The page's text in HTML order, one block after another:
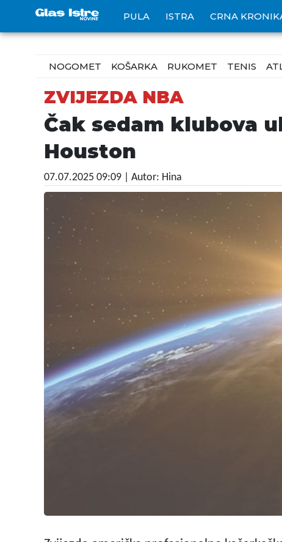
PULA ISTRA CRNA
NOGOMET KOŠARKA RUKOMET TENIS
ZVIJEZDA NBA
Čak sedam klubova
Houston
07.07.2025 09:09 | Autor: Hina